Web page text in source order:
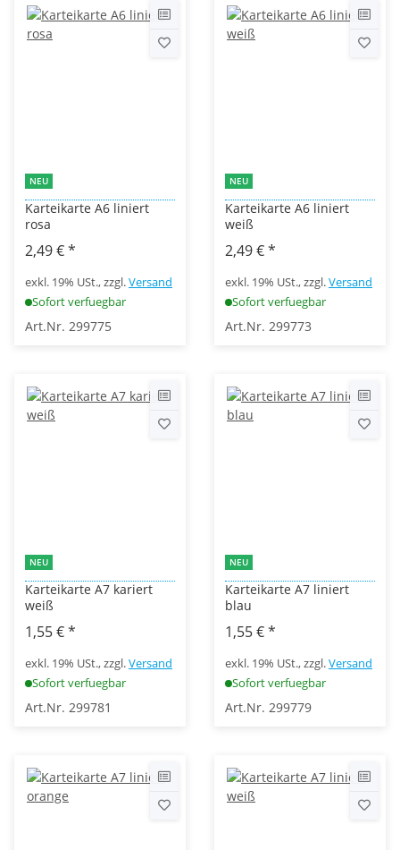
NEU
Karteikarte A6 liniert
rosa
2,49 €*
exkl. 19% USt., zzgl.Versand
Sofort verfuegbar
Art.Nr. 299775
NEU
Karteikarte A6 liniert
weiß
2,49 €*
exkl. 19% USt., zzgl.Versand
Sofort verfuegbar
Art.Nr. 299773
NEU
Karteikarte A7 kariert
weiß
1,55 €*
exkl. 19% USt., zzgl.Versand
Sofort verfuegbar
Art.Nr. 299781
NEU
Karteikarte A7 liniert
blau
1,55 €*
exkl. 19% USt., zzgl.Versand
Sofort verfuegbar
Art.Nr. 299779